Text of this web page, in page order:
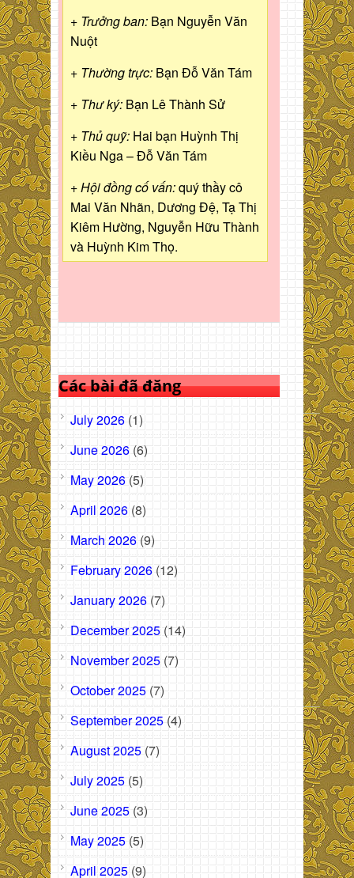
+ Trưởng ban: Bạn Nguyễn Văn
Nuột
+ Thường trực: Bạn Đỗ Văn Tám
+ Thư ký: Bạn Lê Thành Sử
+ Thủ quỹ: Hai bạn Huỳnh Thị
Kiều Nga – Đỗ Văn Tám
+ Hội đồng cố vấn:quý thầy cô
Mai Văn Nhãn, Dương Đệ, Tạ Thị
Kiêm Hường, Nguyễn Hữu Thành
và Huỳnh Kim Thọ.
Các bài đã đăng
July 2026 (1)
June 2026 (6)
May 2026 (5)
April 2026 (8)
March 2026 (9)
February 2026 (12)
January 2026 (7)
December 2025 (14)
November 2025 (7)
October 2025 (7)
September 2025 (4)
August 2025 (7)
July 2025 (5)
June 2025 (3)
May 2025 (5)
April 2025 (9)